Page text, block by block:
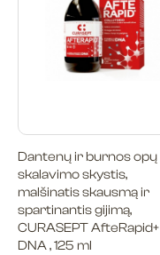
Dantenų ir burnos opų
skalavimo skystis,
malšinatis skausmą ir
spartinantis gijimą,
CURASEPT AfteRapid+
DNA , 125 ml